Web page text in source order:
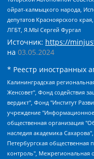
ойрат-калмыцкого народа,
депутатов Красноярского
ЛГБТ, Я.МЫ Сергей Фургал
Источник: https://
на 03.05.2024
* Реестр иностранных
Калининградская региональная общественная организация "Экозащита!-Женсовет", Фонд содействия защите прав и свобод граждан "Общественный вердикт", Фонд "Институт Развития Свободы Информации", Частное учреждение "Информационное агентство МЕМО. РУ", Региональная общественная организация "Общественная комиссия по сохранению наследия академика Сахарова", Фонд поддержки свободы прессы, Санкт-Петербургская общественная правозащитная организация "Гражданский контроль", Межрегиональная общественная организация "Информационно-просветительский центр "Мемориал", Региональный Фонд "Центр Защиты Прав Средств Массовой Информации", с 05.12.2023 Фонд "Центр Защиты Прав Средств массовой информации", Региональная общественная благотворительная организация помощи беженцам и мигрантам "Гражданское содействие", Негосударственное образовательное учреждение дополнительного профессионального образования (повышение квалификации) специалистов "АКАДЕМИЯ ПО ПРАВАМ ЧЕЛОВЕКА", Свердловская региональная общественная организация "Сутяжник", Автономная некоммерческая организация "Центр независимых социологических исследований", Союз общественных объединений "Российский исследовательский центр по правам человека", Региональное общественное учреждение научно-информационный центр "МЕМОРИАЛ", Некоммерческая организация "Фонд защиты гласности", Автономная некоммерческая организация "Институт прав человека", Городская общественная организация "Екатеринбургское общество "МЕМОРИАЛ", Городская общественная организация "Рязанское историко-просветительское и правозащитное общество "Мемориал" (Рязанский Мемориал), Челябинский региональный орган общественной самодеятельности – женское общественное объединение "Женщины Евразии", Челябинский региональный орган общественной самодеятельности "Уральская правозащитная группа", Фонд содействия защите здоровья и социальной справедливости имени Андрея Рылькова, Автономная Некоммерческая Организация "Аналитический Центр Юрия Левады", Автономная некоммерческая организация социальной поддержки населения "Проект Апрель", Региональная общественная организация помощи женщинам и детям, находящимся в кризисной ситуации "Информационно-методический центр "Анна", Фонд содействия развитию массовых коммуникаций и правовому просвещению "Так-так-Так", Фонд содействия устойчивому развитию "Серебряная тайга", Свердловский региональный общественный фонд социальных проектов "Новое время", "Idel.Реалии", Кавказ.Реалии, Крым.Реалии, Телеканал Настоящее Время, Татаро-башкирская служба Радио Свобода (Azatliq Radiosi), Радио Свободная Европа/Радио Свобода (PCE/PC), "Сибирь.Реалии", "Фактограф", Благотворительный фонд помощи осужденным и их семьям, Автономная некоммерческая организация "Институт глобализации и социальных движений", Фонд "В защиту прав заключенных", Частное учреждение "Центр поддержки и содействия развитию средств массовой информации", Пензенский региональный общественный благотворительный фонд "Гражданский союз", "Север.Реалии", Некоммерческая организация Фонд "Правовая инициатива", Общество с ограниченной ответственностью "Радио Свободная Европа/Радио Свобода", Чешское информационное агентство "MEDIUM-ORIENT", Красноярская региональная общественная организация "Мы против СПИДа", Камалягин Денис Николаевич, Маркелов Сергей Евгеньевич, Пономарев Лев Александрович, Савицкая Людмила Алексеевна, Автономная некоммерческая организация "Центр по работе с проблемой насилия "НАСИЛИЮ.НЕТ", Межрегиональный профессиональный союз работников здравоохранения "Альянс врачей", Юридическое лицо, зарегистрированное в Латвийской Республике, SIA "Medusa Project" (регистрационный номер 40103797863, дата регистрации 10.06.2014), Некоммерческая организация "Фонд по борьбе с коррупцией", Автономная некоммерческая организация "Институт права и публичной политики", Баданин Роман Сергеевич, Гликин Максим Александрович, Железнова Мария Михайловна, Лукьянова Юлия Сергеевна, Маетная Елизавета Витальевна, Маняхин Петр Борисович, Чуракова Ольга Владимировна, Ярош Юлия Петровна, Юридическое лицо "The Insider SIA", зарегистрированное в Риге, Латвийская Республика (дата